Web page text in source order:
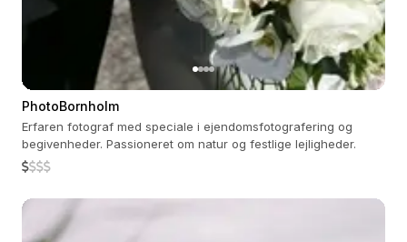
PhotoBornholm
Erfaren fotograf med speciale i ejendomsfotografering og
begivenheder. Passioneret om natur og festlige lejligheder.